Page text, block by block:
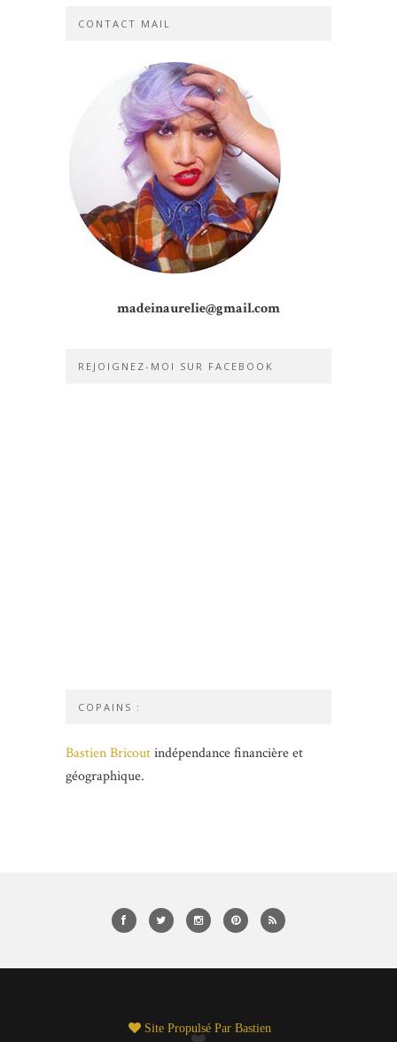
CONTACT MAIL
madeinaurelie@gmail.com
REJOIGNEZ-MOI SUR FACEBOOK
COPAINS :
Bastien Bricoutindépendance financière et
géographique.
Site Propulsé Par Bastien